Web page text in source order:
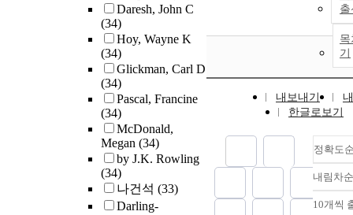
Daresh, John C
(34)
Hoy, Wayne K
(34)
Glickman, Carl D
(34)
Pascal, Francine
(34)
McDonald,
Megan (34)
by J.K. Rowling
(34)
나건석 (33)
Darling-
기
내보내기
한글로보기
정확도
내림차순
10개씩